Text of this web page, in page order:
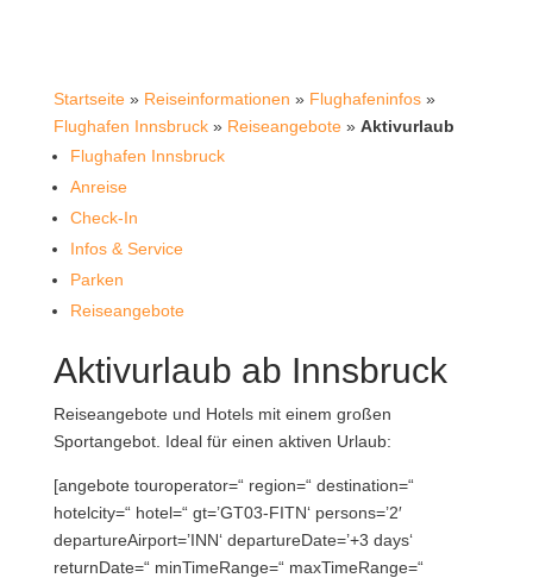
Startseite» Reiseinformationen » Flughafeninfos»
Flughafen Innsbruck» Reiseangebote» Aktivurlaub
Flughafen Innsbruck
Anreise
Check-In
Infos & Service
Parken
Reiseangebote
Aktivurlaub ab Innsbruck
Reiseangebote und Hotels mit einem großen
Sportangebot. Ideal für einen aktiven Urlaub:
[angebote touroperator=“ region=“ destination=“
hotelcity=“ hotel=“ gt=’GT03-FITN‘ persons=’2′
departureAirport=’INN‘ departureDate=’+3 days‘
returnDate=“ minTimeRange=“ maxTimeRange=“